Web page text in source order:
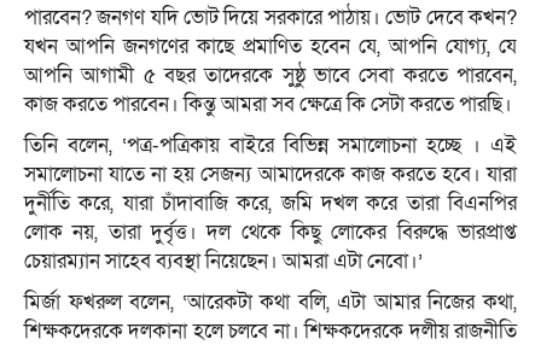
পারবেন? জনগণ যদি ভোট দিয়ে সরকারে পাঠায়। ভোট দেবে কখন?
যখন আপনি জনগণের কাছে প্রমাণিত হবেন যে, আপনি যোগ্য, যে
আপনি আগামী ৫ বছর তাদেরকে সুষ্ঠু ভাবে সেবা করতে পারবেন,
কাজ করতে পারবেন। কিন্তু আমরা সব ক্ষেত্রে কি সেটা করতে পারছি।
তিনি বলেন, ‘পত্র-পত্রিকায় বাইরে বিভিন্ন সমালোচনা হচ্ছে । এই
সমালোচনা যাতে না হয় সেজন্য আমাদেরকে কাজ করতে হবে। যারা
দুর্নীতি করে, যারা চাঁদাবাজি করে, জমি দখল করে তারা বিএনপির
লোক নয়, তারা দুর্বৃত্ত। দল থেকে কিছু লোকের বিরুদ্ধে ভারপ্রাপ্ত
চেয়ারম্যান সাহেব ব্যবস্থা নিয়েছেন। আমরা এটা নেবো।’
মির্জা ফখরুল বলেন, ‘আরেকটা কথা বলি, এটা আমার নিজের কথা,
শিক্ষকদেরকে দলকানা হলে চলবে না। শিক্ষকদেরকে দলীয় রাজনীতি